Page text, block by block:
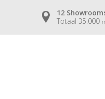
12
Totaal 35.000